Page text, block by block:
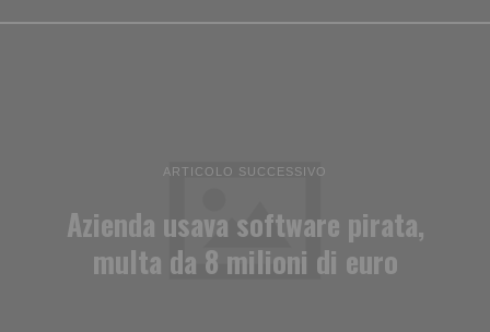
ARTICOLO SUCCESSIVO
Azienda usava software pirata,
multa da 8 milioni di euro